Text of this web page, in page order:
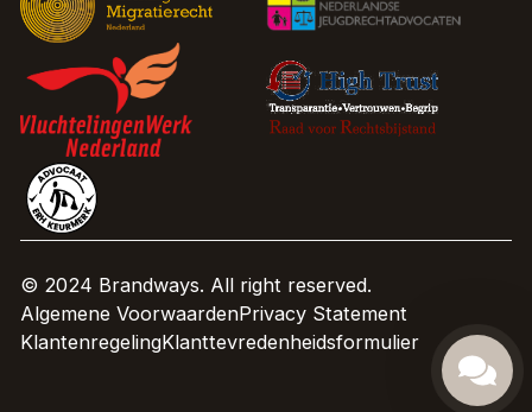
© 2024 Brandways. All right reserved.
Algemene VoorwaardenPrivacy Statement
KlantenregelingKlanttevredenheidsformulier